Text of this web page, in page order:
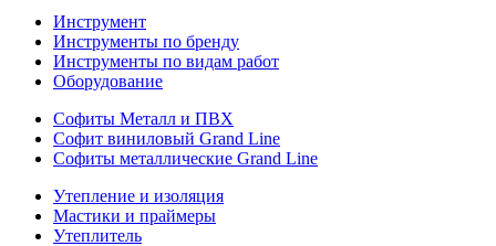
Инструмент
Инструменты по бренду
Инструменты по видам работ
Оборудование
Софиты Металл и ПВХ
Софит виниловый Grand Line
Софиты металлические Grand Line
Утепление и изоляция
Мастики и праймеры
Утеплитель